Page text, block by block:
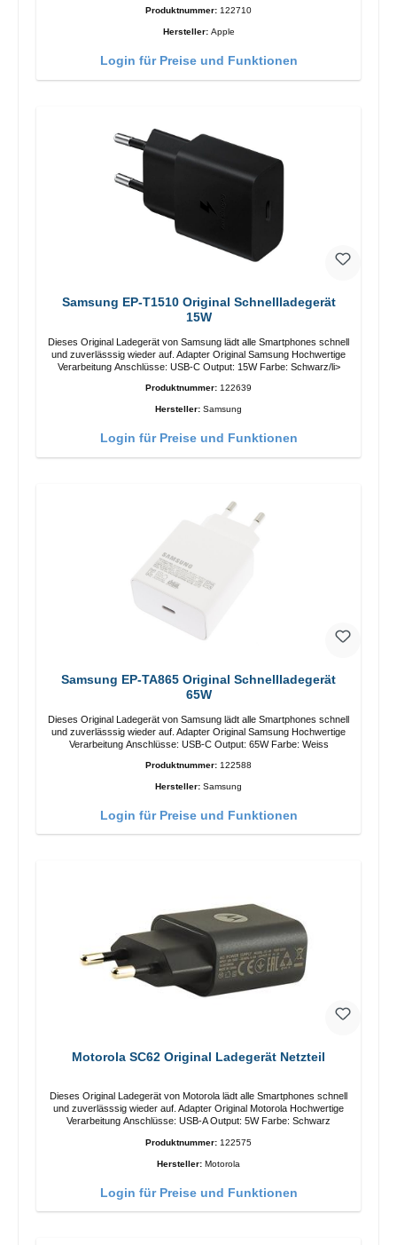
Produktnummer: 122710
Hersteller: Apple
Login für Preise und Funktionen
Samsung EP-T1510 Original Schnellladegerät
15W
Dieses Original Ladegerät von Samsung lädt alle Smartphones schnell
und zuverlässsig wieder auf. Adapter Original Samsung Hochwertige
Verarbeitung Anschlüsse: USB-C Output: 15W Farbe: Schwarz/li>
Produktnummer: 122639
Hersteller: Samsung
Login für Preise und Funktionen
Samsung EP-TA865 Original Schnellladegerät
65W
Dieses Original Ladegerät von Samsung lädt alle Smartphones schnell
und zuverlässsig wieder auf. Adapter Original Samsung Hochwertige
Verarbeitung Anschlüsse: USB-C Output: 65W Farbe: Weiss
Produktnummer: 122588
Hersteller: Samsung
Login für Preise und Funktionen
Motorola SC62 Original Ladegerät Netzteil
Dieses Original Ladegerät von Motorola lädt alle Smartphones schnell
und zuverlässsig wieder auf. Adapter Original Motorola Hochwertige
Verarbeitung Anschlüsse: USB-A Output: 5W Farbe: Schwarz
Produktnummer: 122575
Hersteller: Motorola
Login für Preise und Funktionen